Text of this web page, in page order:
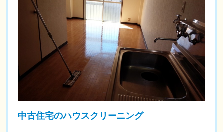
中古住宅のハウスクリーニング